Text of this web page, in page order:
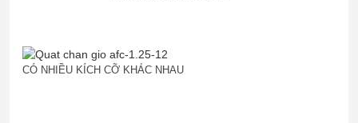
CÓ NHIỀU KÍCH CỠ KHÁC NHAU